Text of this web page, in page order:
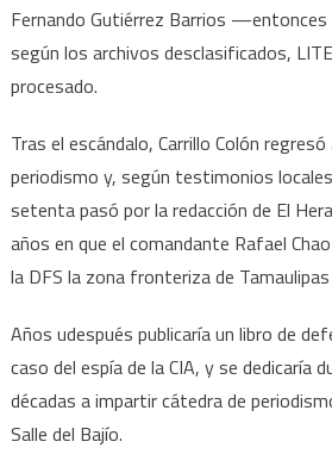
Fernando Gutiérrez Barrios —entonces
según los archivos desclasificados,
procesado.
Tras el escándalo, Carrillo Colón regresó
periodismo y, según testimonios
setenta pasó por la redacción de El
años en que el comandante Rafael
la DFS la zona fronteriza de
Años udespués publicaría un libro de
caso del espía de la CIA, y se dedicaría
décadas a impartir cátedra de
Salle del Bajío.